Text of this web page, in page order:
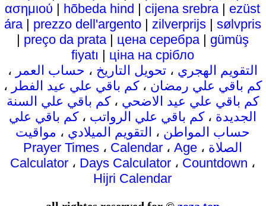
ασημιού | hõbeda hind | cijena srebra| ezüst
ára| prezzo dell'argento| zilverprijs| sølvpris
| preço da prata| цена серебра| gümüş
fiyatı | ціна на срібло
التقويم الهجري ،تحويل التاريخ ، حساب العمر ،
كم باقي علي رمضان ،كم باقي علي عيد الفطر ،
كم باقي علي عيد الاضحي ،كم باقي علي السنة
الجديدة ،كم باقي علي الرواتب ،كم باقي علي
حساب المواطن ، التقويم الميلادي ، مواقيت
الصلاة ، Prayer Times، Calendar، Age
Calculator، Days Calculator، Countdown ،
Hijri Calendar